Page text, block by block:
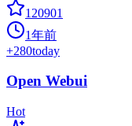
120901
1年前
+280today
Open Webui
Hot